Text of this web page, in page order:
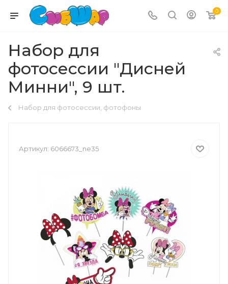
0
Набор для
фотосессии "Дисней
Минни", 9 шт.
Набор для фотосессии, фотофоны
Артикул: 6066673_ne35